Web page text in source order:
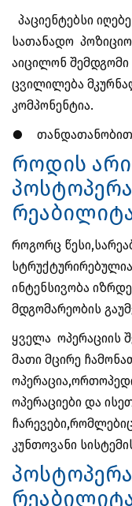
პაციენტებსი
სათანადო
აიცილონ შემდგომი
ცვილილება
კომპონენტია.
●
როდის
როგორც
ინტენსივობა
მდგომარეობის
ყველა ოპერაციის
მათი მცირე
ოპერაციები და
კუნთოვანი